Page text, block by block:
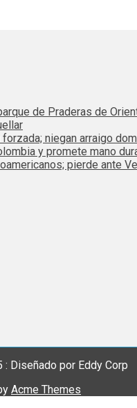
de Praderas de
niegan arraigo
y promete mano
pierde ante
Diseñado por Eddy Corp
Acme Themes